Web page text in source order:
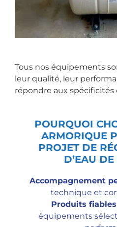
Tous nos équipements
leur qualité, leur
répondre aux
POURQUOI
ARMORIQUE
PROJET DE
D’EAU
Accompagnement
technique et
Produits
équipements